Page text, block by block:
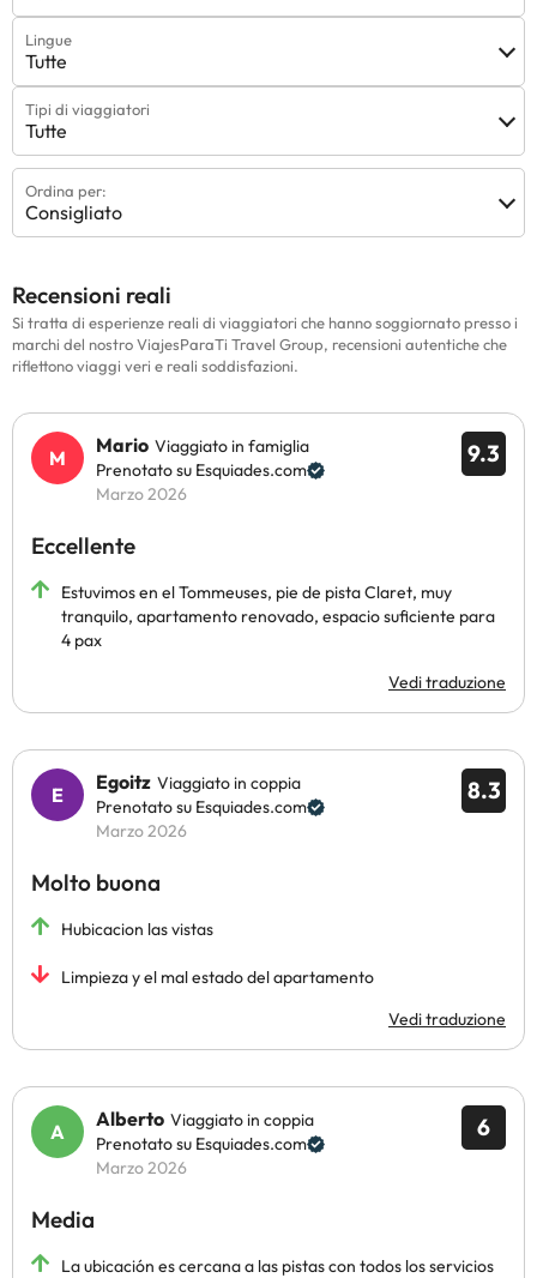
Deposito cauzionale: all'arrivo dovrai versare un deposito
cauzionale per coprire eventuali danni che potrebbero verificarsi.
La cauzione verrà restituita interamente al momento del check-
out ed è soggetta a un'ispezione da parte dell'alloggio per
valutare se ci sono stati danni o se l'appartamento era sporco.
Alcuni dei servizi indicati potrebbero essere a pagamento. Puoi
consultare le relative tariffe direttamente presso la struttura.
modifiche da parte della struttura. Se hai dubbi, contattaci.
Lingue
Tutte
Tipi di viaggiatori
Tutte
Ordina per:
Consigliato
Recensioni reali
Si tratta di esperienze reali di viaggiatori che hanno soggiornato presso i
marchi del nostro ViajesParaTi Travel Group, recensioni autentiche che
riflettono viaggi veri e reali soddisfazioni.
9.3
Mario Viaggiato in famiglia
Prenotato su Esquiades.com
Marzo 2026
Eccellente
Estuvimos en el Tommeuses, pie de pista Claret, muy
tranquilo, apartamento renovado, espacio suficiente para
4 pax
Vedi traduzione
8.3
Egoitz Viaggiato in coppia
Prenotato su Esquiades.com
Marzo 2026
Molto buona
Hubicacion las vistas
Limpieza y el mal estado del apartamento
Vedi traduzione
6
Alberto Viaggiato in coppia
Prenotato su Esquiades.com
Marzo 2026
Media
La ubicación es cercana a las pistas con todos los servicios